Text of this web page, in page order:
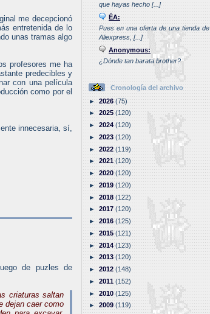
me decepcionó
entretenida de lo
unas tramas algo
profesores me ha
predecibles y
con una película
como por el
innecesaria, sí,
de puzles de
criaturas saltan
dejan caer como
que hayas hecho [...]
ÉA:
Pues en una oferta de una tienda de
Aliexpress, [...]
Anonymous:
¿Dónde tan barata brother?
Cronología del archivo
►2026(75)
►2025(120)
►2024(120)
►2023(120)
►2022(119)
►2021(120)
►2020(120)
►2019(120)
►2018(122)
►2017(120)
►2016(125)
►2015(121)
►2014(123)
►2013(120)
►2012(148)
►2011(152)
►2010(125)
►2009(119)